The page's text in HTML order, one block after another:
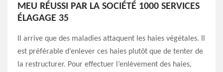
MEU RÉUSSI PAR LA SOCIÉTÉ 1000 SERVICES
ÉLAGAGE 35
Il arrive que des maladies attaquent les haies végétales. Il
est préférable d’enlever ces haies plutôt que de tenter de
la restructurer. Pour effectuer l’enlèvement des haies,